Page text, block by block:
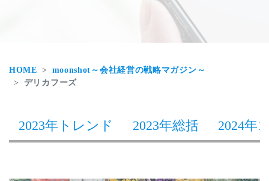
HOME
moonshot～会社経営の戦略マガジン～
デリカフーズ
2023年トレンド 2023年総括 2024年1